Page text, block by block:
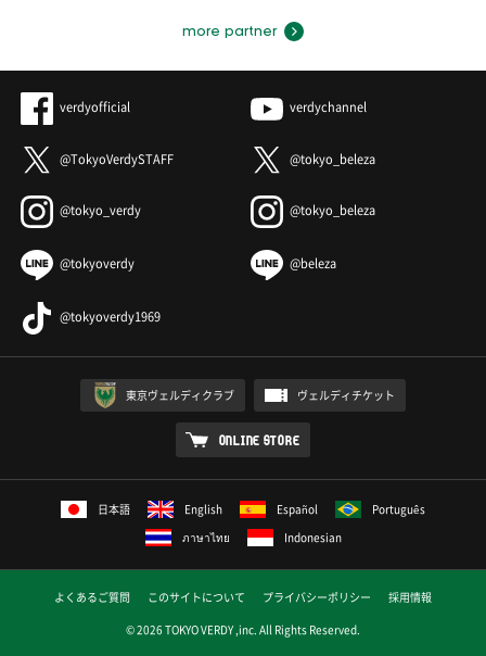
more partner
verdyofficial verdychannel
@TokyoVerdySTAFF @tokyo_beleza
@tokyo_verdy @tokyo_beleza
@tokyoverdy @beleza
@tokyoverdy1969
東京ヴェルディクラブ ヴェルディチケット
ONLINE STORE
日本語 English Español
Português
ภาษาไทย
Indonesian
よくあるご質問 このサイトについて プライバシーポリシー
採用情報
© 2026 TOKYO VERDY ,inc. All Rights Reserved.